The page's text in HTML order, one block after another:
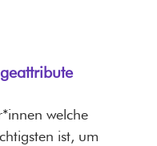
welche
ist, um